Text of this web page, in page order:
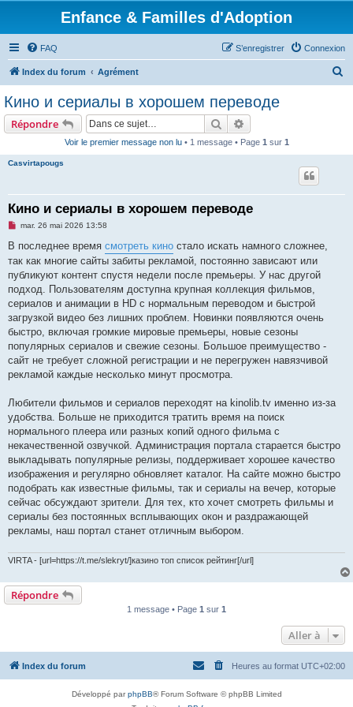
Enfance & Familles d'Adoption
FAQ Connexion
S’enregistrer
Index du forum Agrément
Кино и сериалы в хорошем переводе
Répondre Rechercher
Voir le premier message non lu• 1 message • Page 1 sur 1
Casvirtapougs
Кино и сериалы в хорошем переводе
M
s
a
g
e
n
o
n
l
u
mar. 26 mai 2026 13:58
В последнее время смотреть кино стало искать намного сложнее,
так как многие сайты забиты рекламой, постоянно зависают или
публикуют контент спустя недели после премьеры. У нас другой
подход. Пользователям доступна крупная коллекция фильмов,
сериалов и анимации в HD с нормальным переводом и быстрой
загрузкой видео без лишних проблем. Новинки появляются очень
быстро, включая громкие мировые премьеры, новые сезоны
популярных сериалов и свежие сезоны. Большое преимущество -
сайт не требует сложной регистрации и не перегружен навязчивой
рекламой каждые несколько минут просмотра.
Любители фильмов и сериалов переходят на kinolib.tv именно из-за
удобства. Больше не приходится тратить время на поиск
нормального плеера или разных копий одного фильма с
некачественной озвучкой. Администрация портала старается быстро
выкладывать популярные релизы, поддерживает хорошее качество
изображения и регулярно обновляет каталог. На сайте можно быстро
подобрать как известные фильмы, так и сериалы на вечер, которые
сейчас обсуждают зрители. Для тех, кто хочет смотреть фильмы и
сериалы без постоянных всплывающих окон и раздражающей
рекламы, наш портал станет отличным выбором.
VIRTA - [url=https://t.me/slekryt/]казино топ список рейтинг[/url]
Répondre
1 message • Page 1 sur 1
Aller à
Index du forum Heures au format UTC+02:00
Développé parphpBB® Forum Software © phpBB Limited